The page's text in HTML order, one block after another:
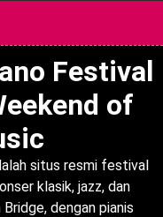
Festival
of
situs resmi festival
klasik, jazz, dan
dengan pianis